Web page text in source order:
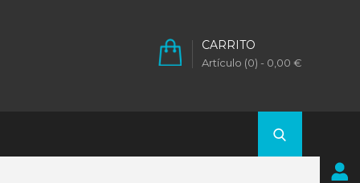
CARRITO
Artículo (0) - 0,00 €